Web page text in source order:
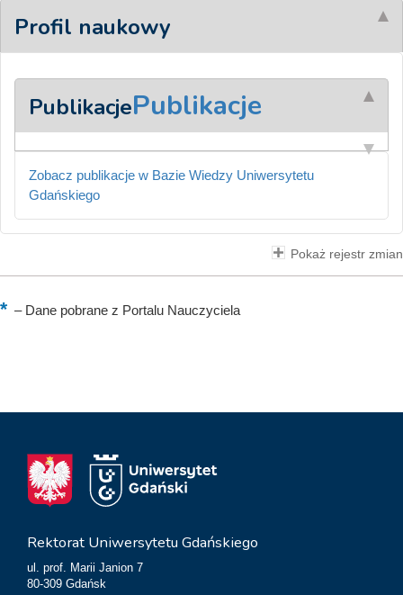
Profil naukowy
PublikacjePublikacje
Zobacz publikacje w Bazie Wiedzy Uniwersytetu
Gdańskiego
Pokaż rejestr zmian
–Dane pobrane z Portalu Nauczyciela
Rektorat Uniwersytetu Gdańskiego
ul. prof. Marii Janion 7
80-309 Gdańsk